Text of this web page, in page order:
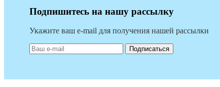
Подпишитесь на нашу рассылку
Укажите ваш e-mail для получения нашей рассылки
Подписаться